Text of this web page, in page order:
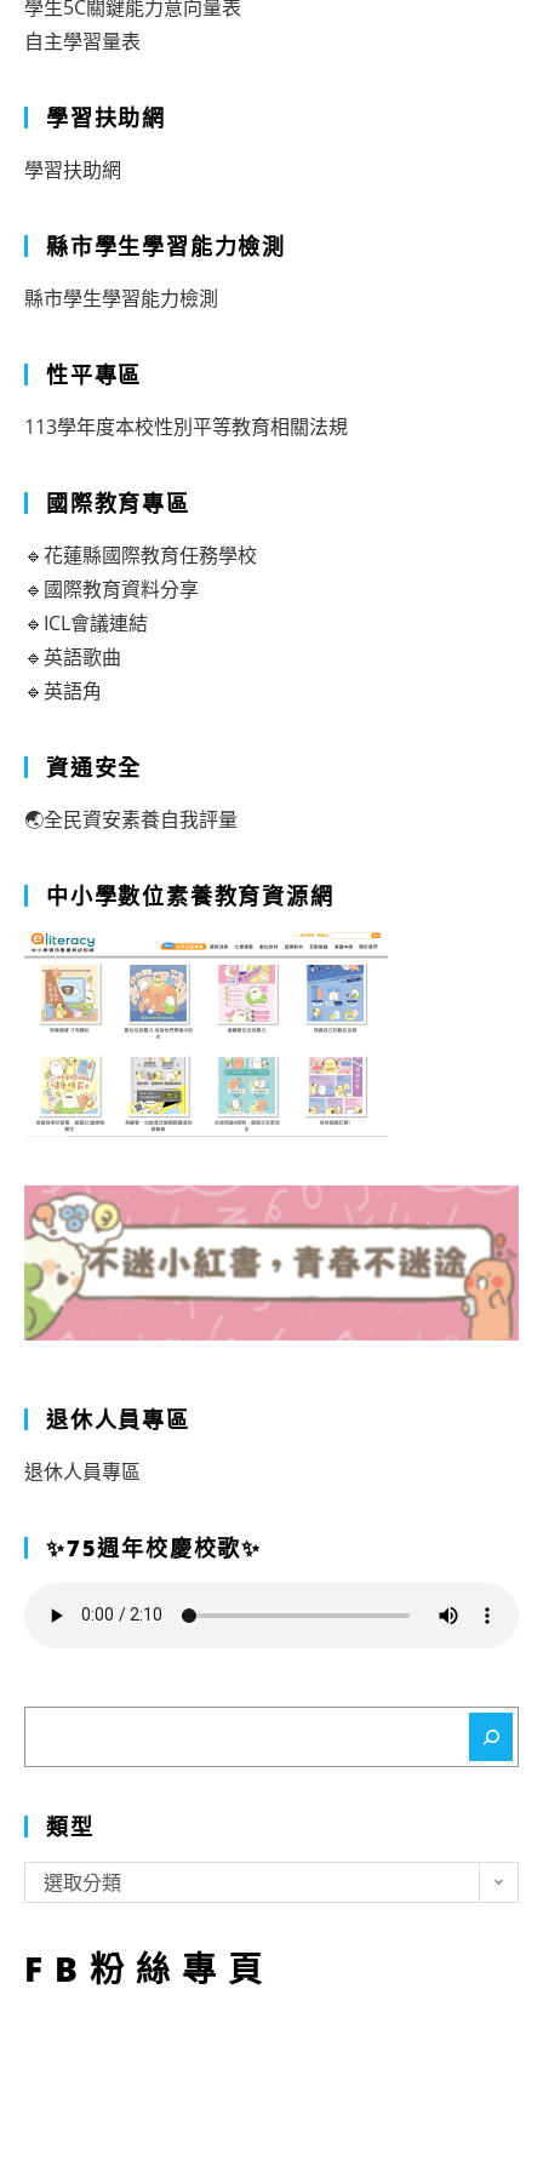
學生5C關鍵能力意向量表
自主學習量表
學習扶助網
學習扶助網
縣市學生學習能力檢測
縣市學生學習能力檢測
性平專區
113學年度本校性別平等教育相關法規
國際教育專區
🔹花蓮縣國際教育任務學校
🔹國際教育資料分享
🔹ICL會議連結
🔹英語歌曲
🔹英語角
資通安全
🌏全民資安素養自我評量
中小學數位素養教育資源網
退休人員專區
退休人員專區
✨75週年校慶校歌✨
類型
型
選取分類
FB粉絲專頁